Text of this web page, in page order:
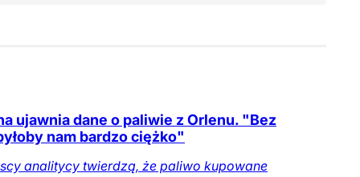
ujawnia dane o paliwie z Orlenu. "Bez
nam bardzo ciężko"
analitycy twierdzą, że paliwo kupowane